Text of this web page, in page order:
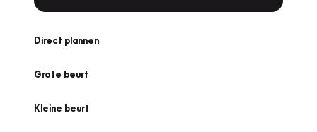
Direct plannen
Grote beurt
Kleine beurt